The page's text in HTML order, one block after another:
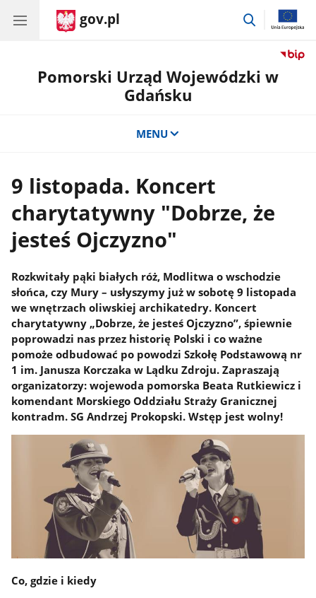
gov.pl
przejdź
Pomorski Urząd Wojewódzki w
Gdańsku
MENU
9 listopada. Koncert
charytatywny "Dobrze, że
jesteś Ojczyzno"
Rozkwitały pąki białych róż, Modlitwa o wschodzie
słońca, czy Mury – usłyszymy już w sobotę 9 listopada
we wnętrzach oliwskiej archikatedry. Koncert
charytatywny „Dobrze, że jesteś Ojczyzno”, śpiewnie
poprowadzi nas przez historię Polski i co ważne
pomoże odbudować po powodzi Szkołę Podstawową nr
1 im. Janusza Korczaka w Lądku Zdroju. Zapraszają
organizatorzy: wojewoda pomorska Beata Rutkiewicz i
komendant Morskiego Oddziału Straży Granicznej
kontradm. SG Andrzej Prokopski. Wstęp jest wolny!
Co, gdzie i kiedy